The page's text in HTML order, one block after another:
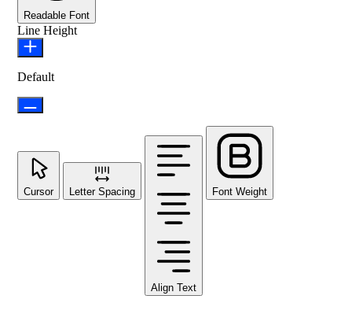
Readable Font
Line Height
Default
Cursor Letter Spacing
Align Text
Font Weight